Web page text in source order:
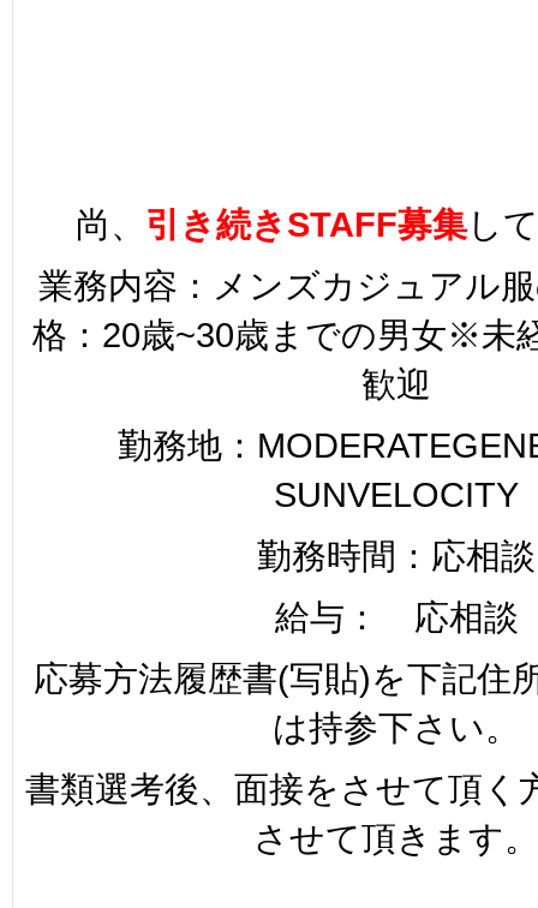
尚、 引き続きSTAFF募集し
業務内容：メンズカジュアル
格：20歳~30歳までの男女※未
歓迎
勤務地：
SUNVELOCITY
勤務時間：応相談
給与： 応相談
応募方法履歴書(写貼)を下記住
は持参下さい。
書類選考後、面接をさせて頂く
させて頂きます。